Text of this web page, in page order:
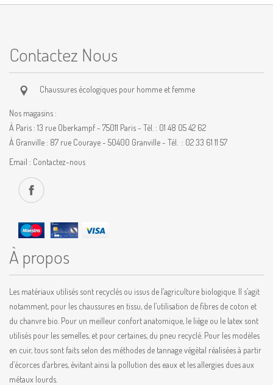
Contactez Nous
Chaussures écologiques pour homme et femme
Nos magasins :
À Paris : 13 rue Oberkampf - 75011 Paris - Tél. : 01 48 05 42 62
À Granville : 87 rue Couraye - 50400 Granville - Tél. : 02 33 61 11 57
Email : Contactez-nous
À propos
Les matériaux utilisés sont recyclés ou issus de l’agriculture biologique. Il s’agit
notamment, pour les chaussures en tissu, de l’utilisation de fibres de coton et
du chanvre bio. Pour un meilleur confort anatomique, le liège ou le latex sont
utilisés pour les semelles, et pour certaines, du pneu recyclé. Pour les modèles
en cuir, tous sont faits selon des méthodes de tannage végétal réalisées à partir
d’écorces d’arbres, évitant ainsi la pollution des eaux et les allergies dues aux
métaux lourds.